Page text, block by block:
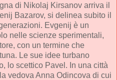
di Nikolaj Kirsanov arriva il
Bazarov, si delinea subito il
Evgenij è un
nelle scienze sperimentali,
con un termine che
Le sue idee turbano
lo scettico Pavel. In una città
vedova Anna Odincova di cui